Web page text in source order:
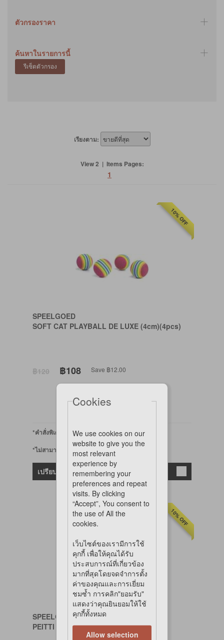
ตัวกรองราคา
ค้นหาในรายการนี้
เรียงตาม:
View 2 | Items Pages:
1
10% OFF
SPEELGOED
SOFT CAT PLAYBALL DE LUXE (4cm)(4pcs)
฿120 ฿108 Save ฿12.00
*คำสั่งพิเศษ
*ไม่สามารถออนไลน์ได้
เปรียบเทียบ
10% OFF
SPEELGOED
PEITTI MOUSE (ASSD)(5cm)(3pcs)
Cookies
We use cookies on our
website to give you the
most relevant
experience by
remembering your
preferences and repeat
visits. By clicking
“Accept”, You consent to
the use of All the
cookies.
เว็บไซต์ของเรามีการใช้
คุกกี้ เพื่อให้คุณได้รับ
ประสบการณ์ที่เกี่ยวข้อง
มากที่สุดโดยจดจำการตั้ง
ค่าของคุณและการเยี่ยม
ชมซ้ำ การคลิก"ยอมรับ"
แสดงว่าคุณยินยอมให้ใช้
คุกกี้ทั้งหมด
Allow selection